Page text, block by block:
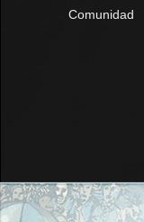
Comunidad